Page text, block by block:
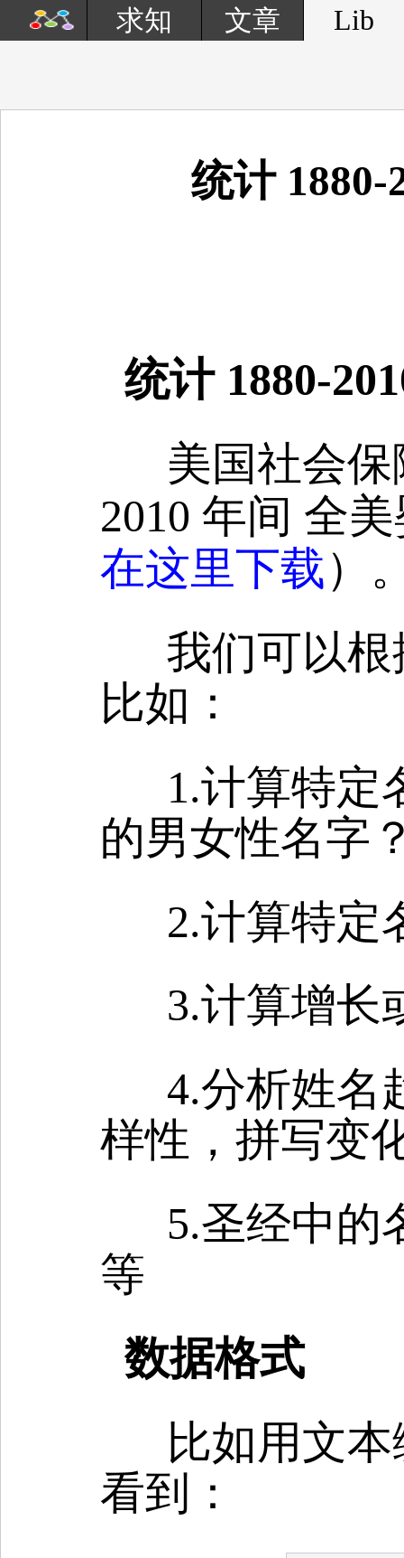
求知 文章 Lib
统计
统计 1880-
美国社会
2010 年间 全
在这里下载）
我们可以
比如：
1.计算特定
的男女性名字
2.计算特定
3.计算增长
4.分析姓名
样性，拼写变
5.圣经中的
等
数据格式
比如用文
看到：